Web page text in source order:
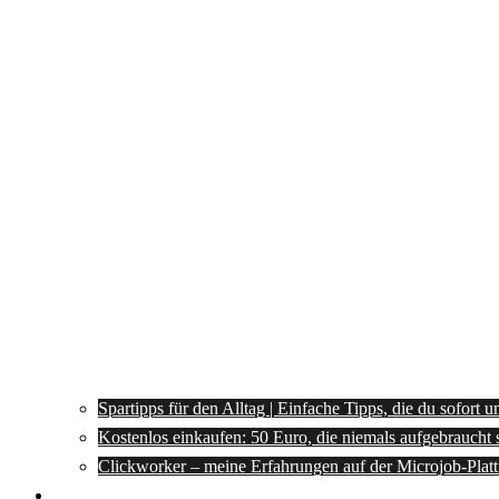
Spartipps für den Alltag | Einfache Tipps, die du sofort
Kostenlos einkaufen: 50 Euro, die niemals aufgebraucht
Clickworker – meine Erfahrungen auf der Microjob-